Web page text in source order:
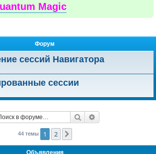
Magic
Форум
сессий Навигатора
сессии
Поиск
44 темы 1 2
Объявления